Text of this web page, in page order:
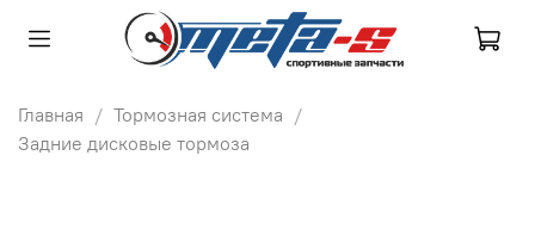
Главная
Тормозная система
Задние дисковые тормоза